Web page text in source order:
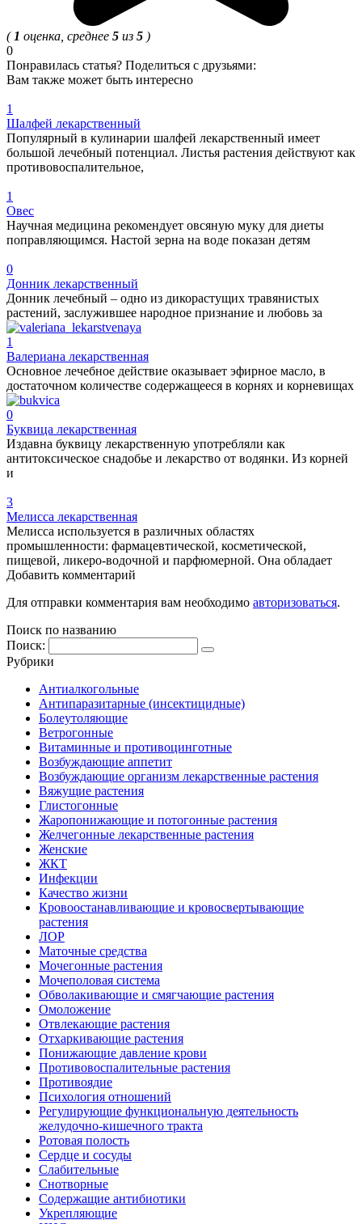
( 1 оценка, среднее 5 из 5 )
0
Понравилась статья? Поделиться с друзьями:
Вам также может быть интересно
1
Шалфей лекарственный
Популярный в кулинарии шалфей лекарственный имеет
большой лечебный потенциал. Листья растения действуют как
противовоспалительное,
1
Овес
Научная медицина рекомендует овсяную муку для диеты
поправляющимся. Настой зерна на воде показан детям
0
Донник лекарственный
Донник лечебный – одно из дикорастущих травянистых
растений, заслужившее народное признание и любовь за
1
Валериана лекарственная
Основное лечебное действие оказывает эфирное масло, в
достаточном количестве содержащееся в корнях и корневищах
0
Буквица лекарственная
Издавна буквицу лекарственную употребляли как
антитоксическое снадобье и лекарство от водянки. Из корней
и
3
Мелисса лекарственная
Мелисса используется в различных областях
промышленности: фармацевтической, косметической,
пищевой, ликеро-водочной и парфюмерной. Она обладает
Добавить комментарий
Для отправки комментария вам необходимо авторизоваться.
Поиск по названию
Поиск:
Рубрики
Антиалкогольные
Антипаразитарные (инсектицидные)
Болеутоляющие
Ветрогонные
Витаминные и противоцинготные
Возбуждающие аппетит
Возбуждающие организм лекарственные растения
Вяжущие растения
Глистогонные
Жаропонижающие и потогонные растения
Желчегонные лекарственные растения
Женские
ЖКТ
Инфекции
Качество жизни
Кровоостанавливающие и кровосвертывающие
растения
ЛОР
Маточные средства
Мочегонные растения
Мочеполовая система
Обволакивающие и смягчающие растения
Омоложение
Отвлекающие растения
Отхаркивающие растения
Понижающие давление крови
Противовоспалительные растения
Противоядие
Психология отношений
Регулирующие функциональную деятельность
желудочно-кишечного тракта
Ротовая полость
Сердце и сосуды
Слабительные
Снотворные
Содержащие антибиотики
Укрепляющие